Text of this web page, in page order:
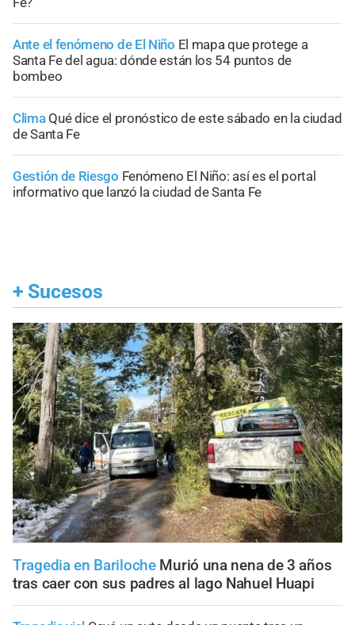
Ante el fenómeno de El Niño El mapa que protege a
Santa Fe del agua: dónde están los 54 puntos de
bombeo
Clima Qué dice el pronóstico de este sábado en la ciudad
de Santa Fe
Gestión de Riesgo Fenómeno El Niño: así es el portal
informativo que lanzó la ciudad de Santa Fe
+ Sucesos
Tragedia en Bariloche Murió una nena de 3 años
tras caer con sus padres al lago Nahuel Huapi